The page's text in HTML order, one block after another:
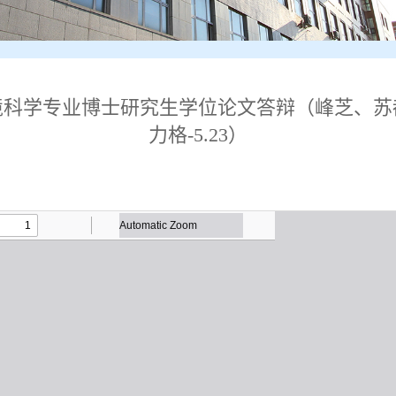
学专业博士研究生学位论文答辩（峰芝、
力格-5.23）